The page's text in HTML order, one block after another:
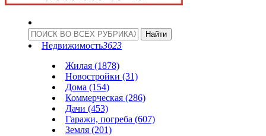
Недвижимость3623
Жилая (1878)
Новостройки (31)
Дома (154)
Коммерческая (286)
Дачи (453)
Гаражи, погреба (607)
Земля (201)